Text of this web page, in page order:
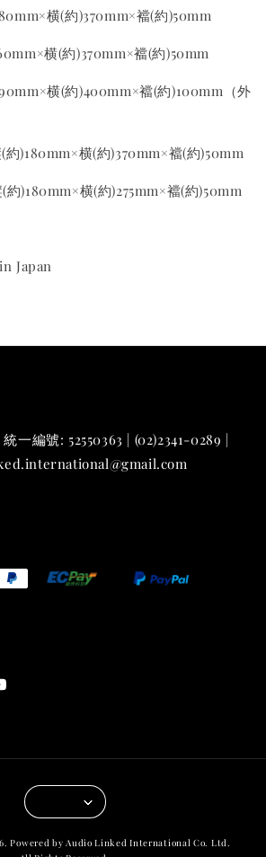
横(約)370mm×襠(約)50mm
横(約)370mm×襠(約)50mm
横(約)400mm×襠(約)100mm（外
)180mm×横(約)370mm×襠(約)50mm
)180mm×横(約)275mm×襠(約)50mm
Japan
一編號: 52550363 | (02)2341-0289 |
Powered by Audio Linked International Co. Ltd.